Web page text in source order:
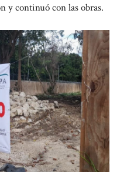
y continuó con las obras.